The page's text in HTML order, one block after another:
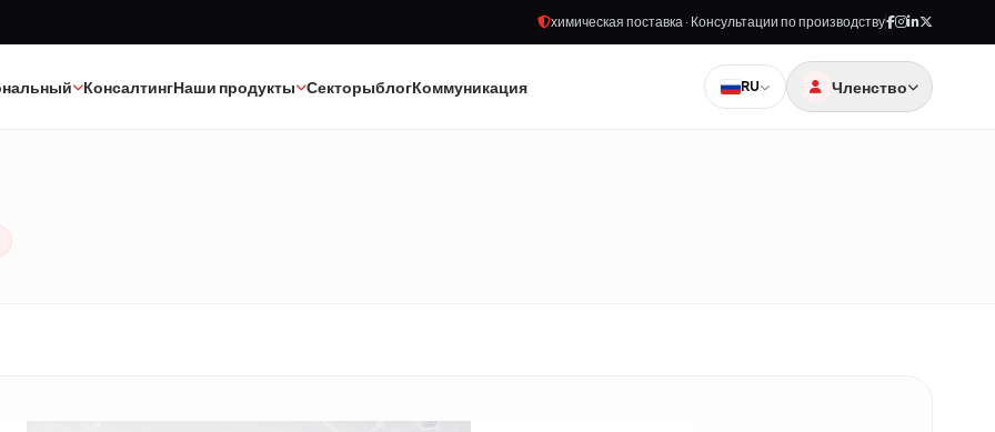
химическая поставка · Консультации по производству
КонсалтингНаши продукты СекторыблогКоммуникация RU Членство